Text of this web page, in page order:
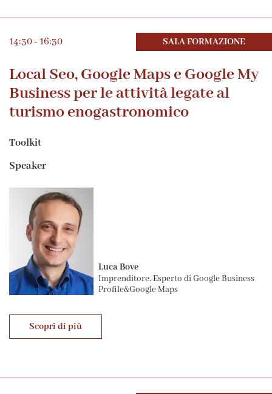
SALA FORMAZIONE
14:30 - 16:30
Local Seo, Google Maps e Google My
Business per le attività legate al
turismo enogastronomico
Toolkit
Speaker
Luca Bove
Imprenditore. Esperto di Google Business
Profile&Google Maps
Scopri di più